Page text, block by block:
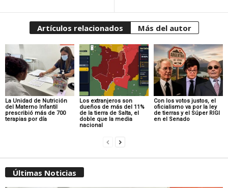
Artículos relacionados Más del autor
La Unidad de Nutrición
del Materno Infantil
prescribió más de 700
terapias por día
Los extranjeros son
dueños de más del 11%
de la tierra de Salta, el
doble que la media
nacional
Con los votos justos, el
oficialismo va por la ley
de tierras y el Súper RIGI
en el Senado
Últimas Noticias